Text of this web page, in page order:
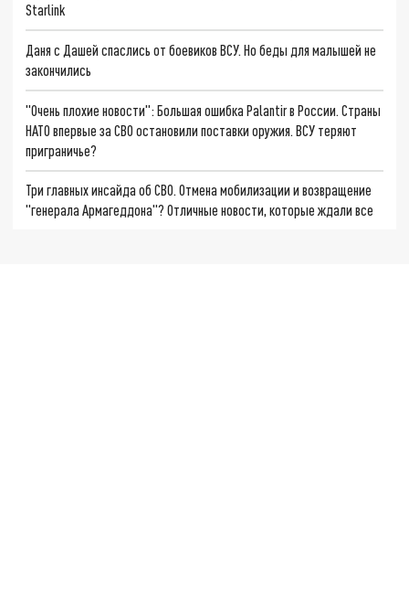
Starlink
Даня с Дашей спаслись от боевиков ВСУ. Но беды для малышей не
закончились
"Очень плохие новости": Большая ошибка Palantir в России. Страны
НАТО впервые за СВО остановили поставки оружия. ВСУ теряют
приграничье?
Три главных инсайда об СВО. Отмена мобилизации и возвращение
"генерала Армагеддона"? Отличные новости, которые ждали все